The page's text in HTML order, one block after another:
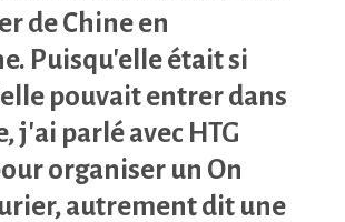
de Chine en
Puisqu'elle était si
pouvait entrer dans
j'ai parlé avec HTG
organiser un On
autrement dit une